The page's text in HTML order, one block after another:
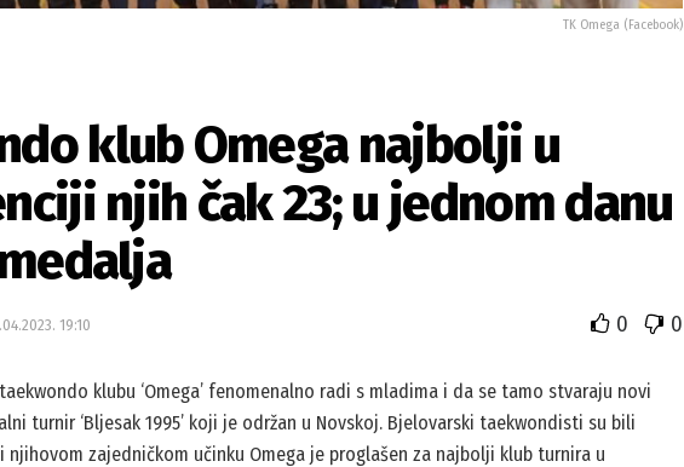
TK Omega (Facebook)
klub Omega najbolji u
njih čak 23; u jednom danu
19:10 0 0
klubu ‘Omega’ fenomenalno radi s mladima i da se tamo stvaraju novi
turnir ‘Bljesak 1995’ koji je održan u Novskoj. Bjelovarski taekwondisti su bili
zajedničkom učinku Omega je proglašen za najbolji klub turnira u